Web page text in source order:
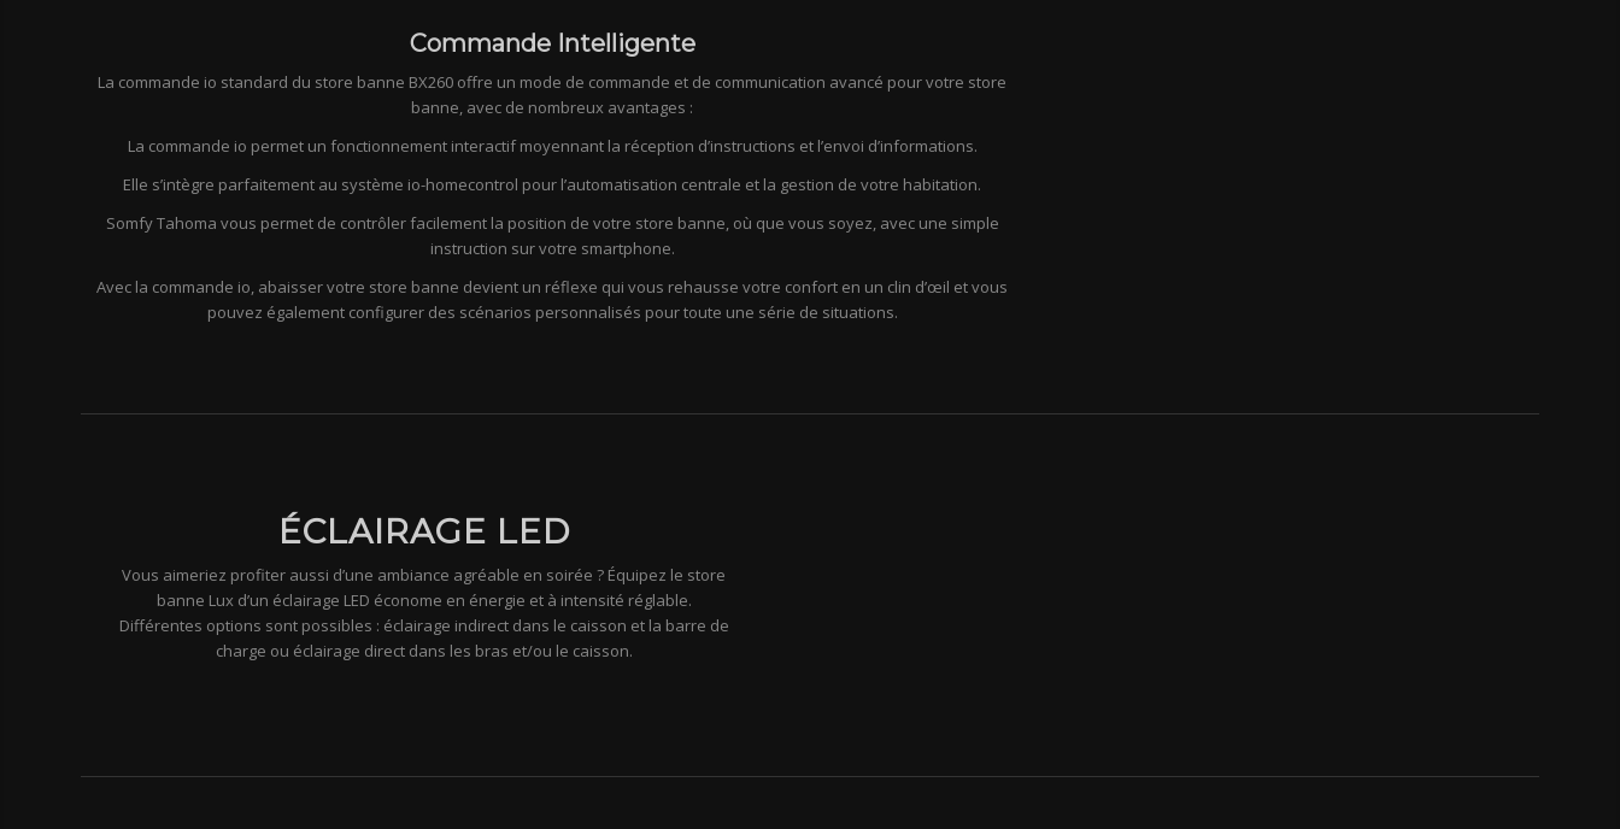
Commande Intelligente
La commande io standard du store banne BX260 offre un mode de commande et de communication avancé pour votre store
banne, avec de nombreux avantages :
La commande io permet un fonctionnement interactif moyennant la réception d’instructions et l’envoi d’informations.
Elle s’intègre parfaitement au système io-homecontrol pour l’automatisation centrale et la gestion de votre habitation.
Somfy Tahoma vous permet de contrôler facilement la position de votre store banne, où que vous soyez, avec une simple
instruction sur votre smartphone.
Avec la commande io, abaisser votre store banne devient un réflexe qui vous rehausse votre confort en un clin d’œil et vous
pouvez également configurer des scénarios personnalisés pour toute une série de situations.
ÉCLAIRAGE LED
Vous aimeriez profiter aussi d’une ambiance agréable en soirée ? Équipez le store
banne Lux d’un éclairage LED économe en énergie et à intensité réglable.
Différentes options sont possibles : éclairage indirect dans le caisson et la barre de
charge ou éclairage direct dans les bras et/ou le caisson.